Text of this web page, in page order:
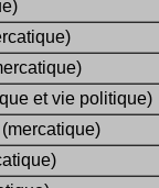
et vie politique)
(mercatique)